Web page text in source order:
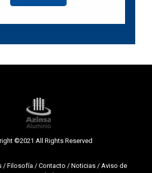
©2021 All Rights Reserved
/ Filosofía / Contacto / Noticias/ Aviso de